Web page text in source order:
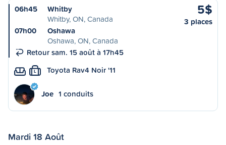
06h45
Whitby
Whitby, ON, Canada
07h00
Oshawa
Oshawa, ON, Canada
Retour sam. 15 août à 17h45
5$
3 places
L Toyota Rav4 Noir '11
Joe 1 conduits
Mardi 18 Août